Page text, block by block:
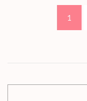
Laman
1